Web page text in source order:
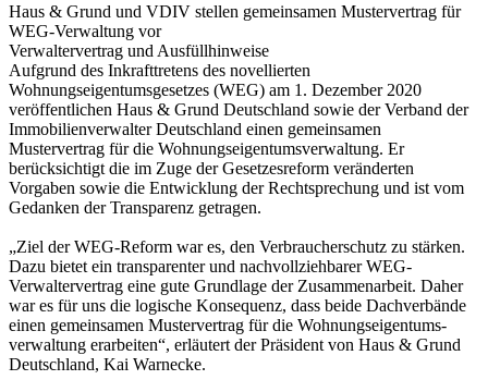
Haus & Grund und VDIV stellen gemeinsamen Mustervertrag für
WEG-Verwaltung vor
Verwaltervertrag und Ausfüllhinweise
Aufgrund des Inkrafttretens des novellierten
Wohnungseigentumsgesetzes (WEG) am 1. Dezember 2020
veröffentlichen Haus & Grund Deutschland sowie der Verband der
Immobilienverwalter Deutschland einen gemeinsamen
Mustervertrag für die Wohnungseigentumsverwaltung. Er
berücksichtigt die im Zuge der Gesetzesreform veränderten
Vorgaben sowie die Entwicklung der Rechtsprechung und ist vom
Gedanken der Transparenz getragen.
„Ziel der WEG-Reform war es, den Verbraucherschutz zu stärken.
Dazu bietet ein transparenter und nachvollziehbarer WEG-
Verwaltervertrag eine gute Grundlage der Zusammenarbeit. Daher
war es für uns die logische Konsequenz, dass beide Dachverbände
einen gemeinsamen Mustervertrag für die Wohnungseigentums-
verwaltung erarbeiten“, erläutert der Präsident von Haus & Grund
Deutschland, Kai Warnecke.